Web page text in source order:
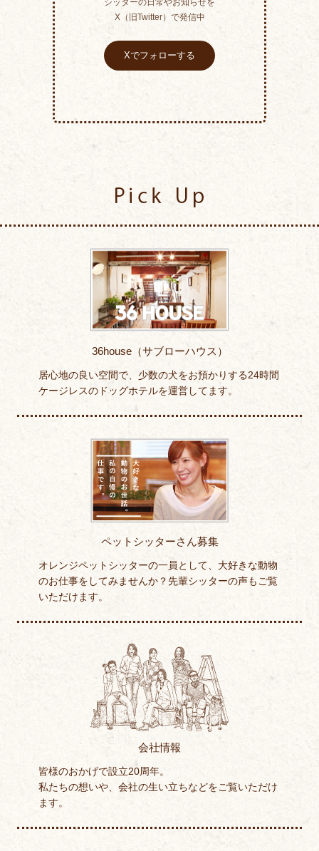
シッターの日常やお知らせを
X（旧Twitter）で発信中
Xでフォローする
36house（サブローハウス）
居心地の良い空間で、少数の犬をお預かりする24時間
ケージレスのドッグホテルを運営してます。
ペットシッターさん募集
オレンジペットシッターの一員として、大好きな動物
のお仕事をしてみませんか？先輩シッターの声もご覧
いただけます。
会社情報
皆様のおかげで設立20周年。
私たちの想いや、会社の生い立ちなどをご覧いただけ
ます。